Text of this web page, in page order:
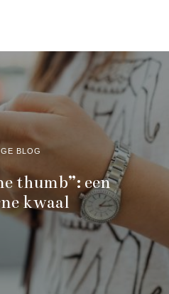
BLOG
thumb”: een
kwaal